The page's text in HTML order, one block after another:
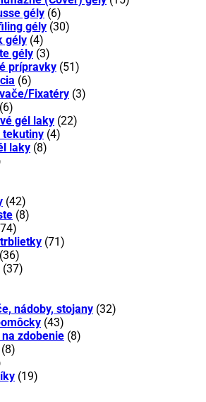
gély (6)
gély (30)
gély (4)
gély (3)
prípravky (51)
(6)
Fixatéry (3)
(6)
gél laky (22)
tekutiny (4)
laky (8)
(42)
(8)
(71)
(36)
(37)
nádoby, stojany (32)
(43)
zdobenie (8)
(8)
(19)